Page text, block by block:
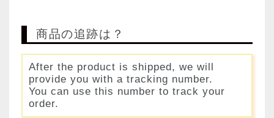
商品の追跡は？
After the product is shipped, we will
provide you with a tracking number.
You can use this number to track your
order.